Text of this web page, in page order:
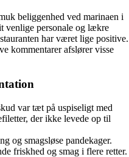
beliggenhed ved marinaen i
venlige personale og lækre
har været lige positive.
kommentarer afslører visse
var tæt på uspiseligt med
der ikke levede op til
og smagsløse pandekager.
friskhed og smag i flere retter.